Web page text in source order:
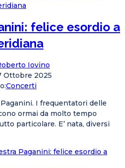
felice esordio a
Iovino
Ottobre 2025
Concerti
I frequentatori delle
ormai da molto tempo
particolare. E’ nata, diversi
Paganini: felice esordio a